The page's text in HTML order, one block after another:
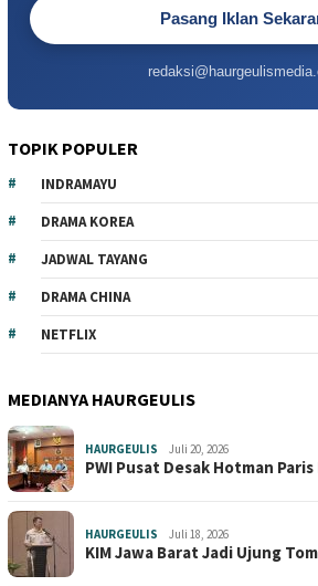
Pasang Iklan
TOPIK POPULER
INDRAMAYU
DRAMA KOREA
JADWAL TAYANG
DRAMA CHINA
NETFLIX
MEDIANYA HAURGEULIS
HAURGEULIS Juli 20, 2026
PWI Pusat Desak Hotman
HAURGEULIS Juli 18, 2026
KIM Jawa Barat Jadi Ujung